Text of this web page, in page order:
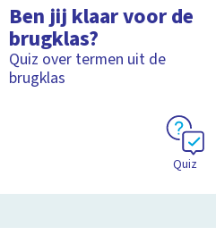
Ben jij klaar voor de
brugklas?
Quiz over termen uit de
brugklas
Quiz